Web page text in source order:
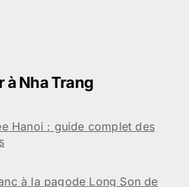
à Nha Trang
Hanoi : guide complet des
à la pagode Long Son de